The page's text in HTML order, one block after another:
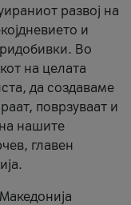
развој на
и
Во
на целата
да создаваме
поврзуваат и
нашите
главен